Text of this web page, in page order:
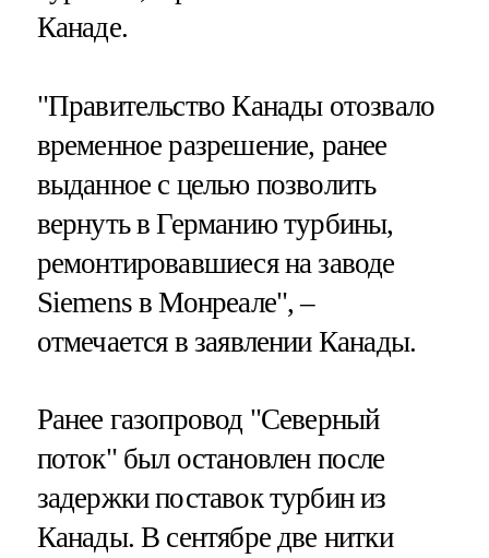
Канаде.
"Правительство Канады отозвало
временное разрешение, ранее
выданное с целью позволить
вернуть в Германию турбины,
ремонтировавшиеся на заводе
Siemens в Монреале", –
отмечается в заявлении Канады.
Ранее газопровод "Северный
поток" был остановлен после
задержки поставок турбин из
Канады. В сентябре две нитки